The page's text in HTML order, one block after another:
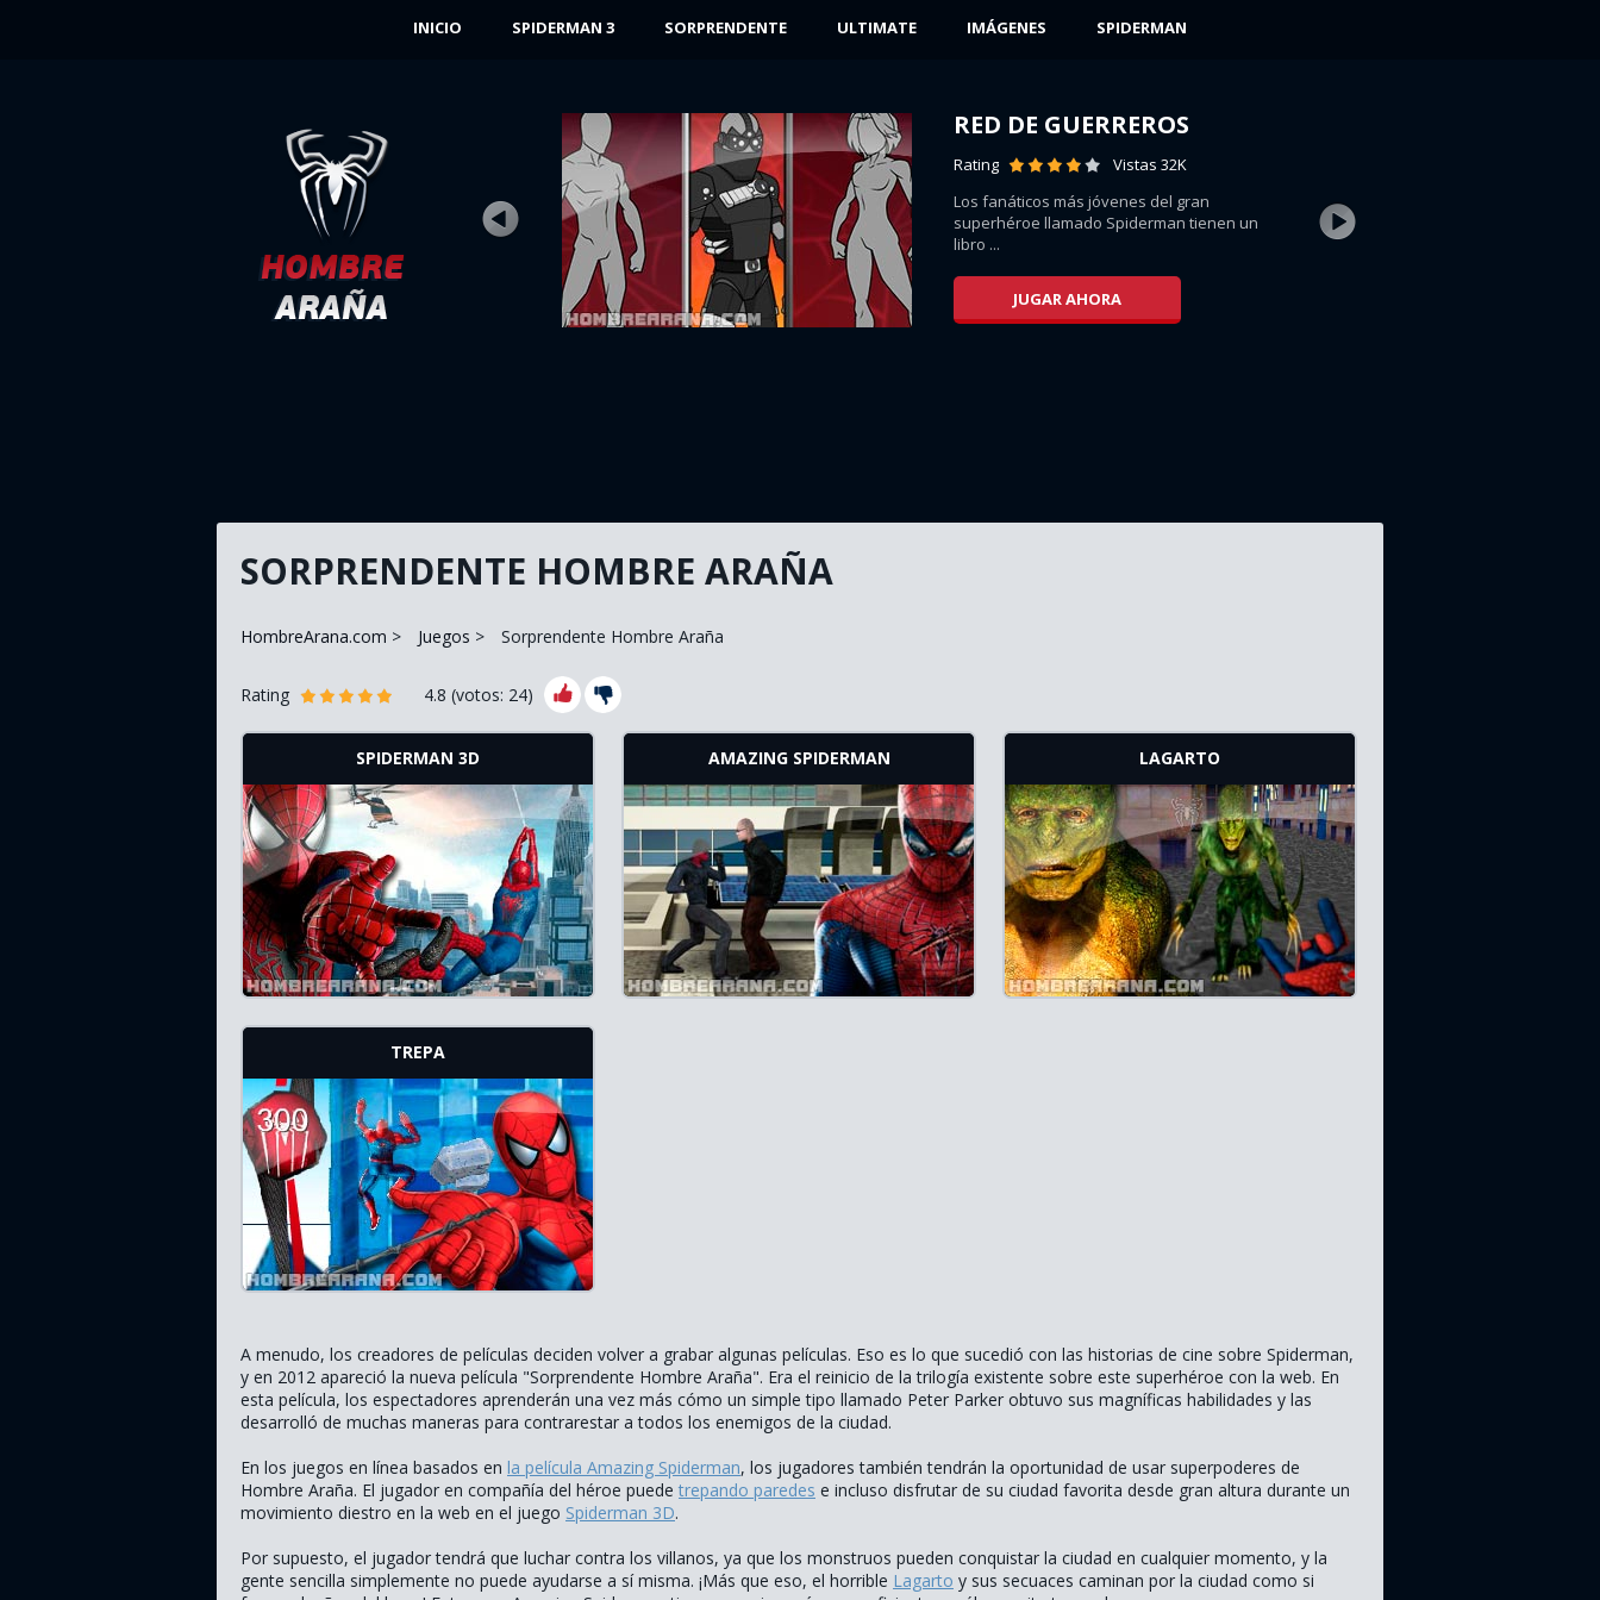
INICIO SPIDERMAN 3 SORPRENDENTE ULTIMATE IMÁGENES SPIDERMAN
SPIDERMAN 3D
En el juego Spiderman 3D, tendrás la
oportunidad de ver la ciudad desde arriba,...
JUGAR AHORA
RED DE GUERREROS
Rating
Vistas 32K
Los fanáticos más jóvenes del gran
superhéroe llamado Spiderman tienen un
libro ...
JUGAR AHORA
SORPRENDENTE HOMBRE ARAÑA
HombreArana.com Juegos Sorprendente Hombre Araña
Rating 4.8 (votos: 24)
SPIDERMAN 3D AMAZING SPIDERMAN LAGARTO
TREPA
A menudo, los creadores de películas deciden volver a grabar algunas películas. Eso es lo que sucedió con las historias de cine sobre Spiderman,
y en 2012 apareció la nueva película "Sorprendente Hombre Araña". Era el reinicio de la trilogía existente sobre este superhéroe con la web. En
esta película, los espectadores aprenderán una vez más cómo un simple tipo llamado Peter Parker obtuvo sus magníficas habilidades y las
desarrolló de muchas maneras para contrarestar a todos los enemigos de la ciudad.
En los juegos en línea basados en la película Amazing Spiderman, los jugadores también tendrán la oportunidad de usar superpoderes de
Hombre Araña. El jugador en compañía del héroe puede trepando paredes e incluso disfrutar de su ciudad favorita desde gran altura durante un
movimiento diestro en la web en el juego Spiderman 3D.
Por supuesto, el jugador tendrá que luchar contra los villanos, ya que los monstruos pueden conquistar la ciudad en cualquier momento, y la
gente sencilla simplemente no puede ayudarse a sí misma. ¡Más que eso, el horrible Lagarto y sus secuaces caminan por la ciudad como si